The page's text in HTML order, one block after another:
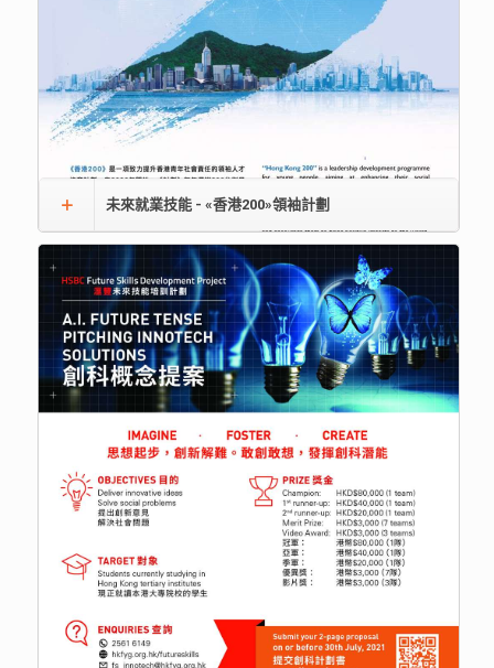
未來就業技能 - «香港200»領袖計劃